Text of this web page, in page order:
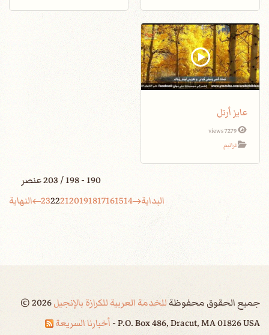
عايز أرتل
7279 views
ترانيم
190 - 198 / 203 عنصر
البداية
14
15
16
17
18
19
20
21
22
23 النهاية
جميع الحقوق محفوظةللخدمة العربية للكرازة بالإنجيل ©2026
P.O. Box 486, Dracut, MA 01826 USA - أخبارنا السريعة